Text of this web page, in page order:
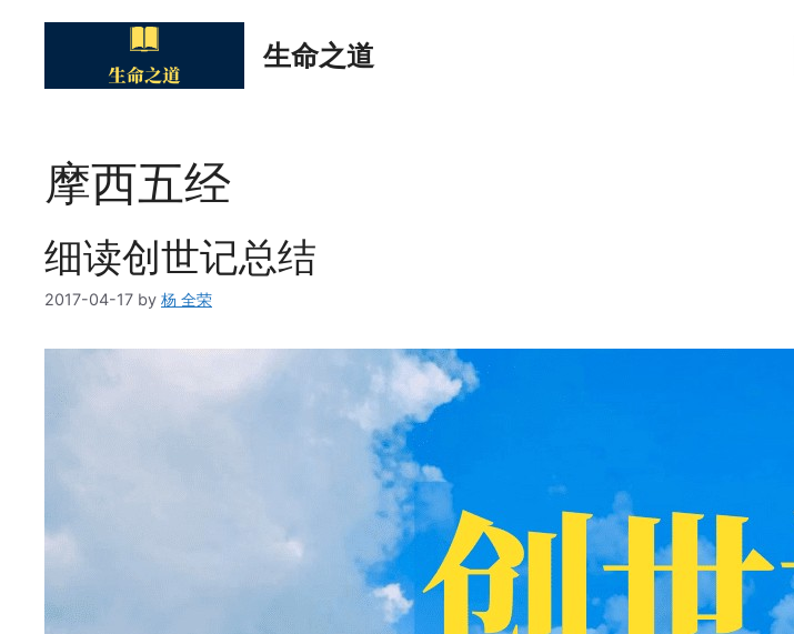
生命之道
摩西五经
细读创世记总结
2017-04-17 by 杨 全荣